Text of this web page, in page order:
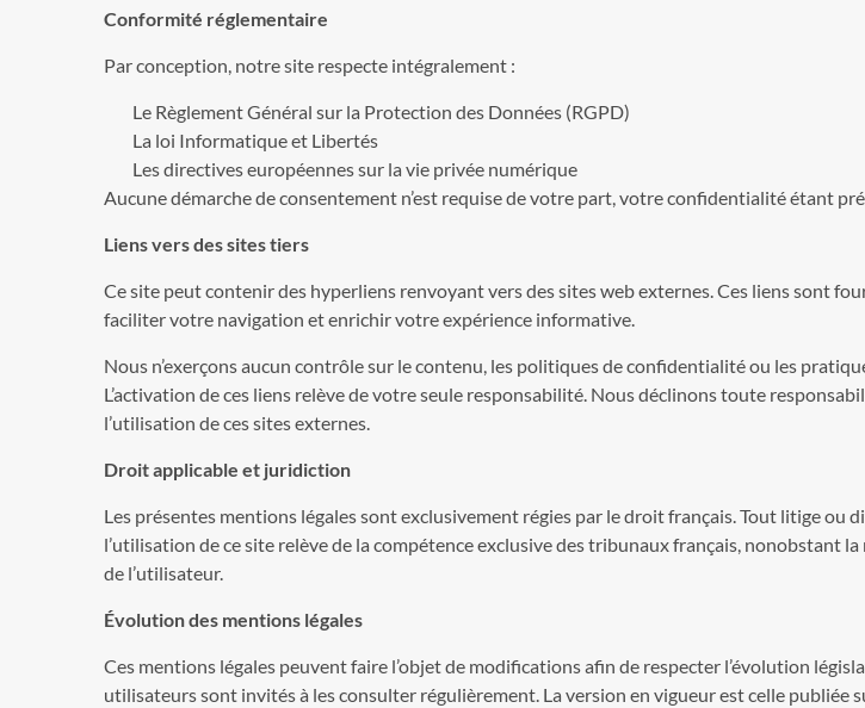
Conformité réglementaire
Par conception, notre site respecte intégralement :
Le Règlement Général sur la Protection des Données (RGPD)
La loi Informatique et Libertés
Les directives européennes sur la vie privée numérique
Aucune démarche de consentement n’est requise de votre part, votre confidentialité étant
Liens vers des sites tiers
Ce site peut contenir des hyperliens renvoyant vers des sites web externes. Ces liens sont
faciliter votre navigation et enrichir votre expérience informative.
Nous n’exerçons aucun contrôle sur le contenu, les politiques de confidentialité ou les
L’activation de ces liens relève de votre seule responsabilité. Nous déclinons toute
l’utilisation de ces sites externes.
Droit applicable et juridiction
Les présentes mentions légales sont exclusivement régies par le droit français. Tout litige ou
l’utilisation de ce site relève de la compétence exclusive des tribunaux français, nonobstant
de l’utilisateur.
Évolution des mentions légales
Ces mentions légales peuvent faire l’objet de modifications afin de respecter l’évolution
utilisateurs sont invités à les consulter régulièrement. La version en vigueur est celle publiée